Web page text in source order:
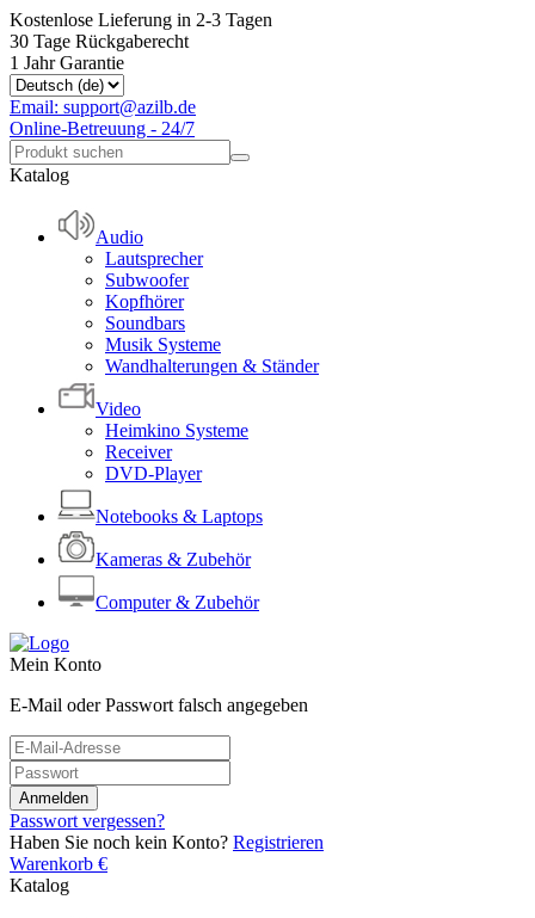
Kostenlose Lieferung in 2-3 Tagen
30 Tage Rückgaberecht
1 Jahr Garantie
Email: support@azilb.de
Online-Betreuung - 24/7
Katalog
Audio
Lautsprecher
Subwoofer
Kopfhörer
Soundbars
Musik Systeme
Wandhalterungen & Ständer
Video
Heimkino Systeme
Receiver
DVD-Player
Notebooks & Laptops
Kameras & Zubehör
Computer & Zubehör
Mein Konto
E-Mail oder Passwort falsch angegeben
Passwort vergessen?
Haben Sie noch kein Konto? Registrieren
Warenkorb €
Katalog